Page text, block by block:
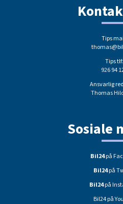
Tips
Tips tlf:
926 94
Ansvarlig
Thomas
Sosiale
Bil24på
Bil24på
Bil24på
Bil24 på